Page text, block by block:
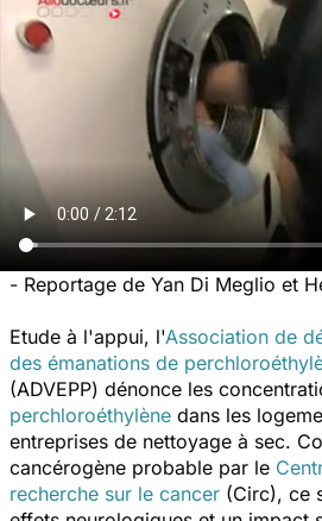
- Reportage de Yan Di Meglio et
Etude à l'appui, l'Association de
des émanations de
(ADVEPP) dénonce les
perchloroéthylène dans les
entreprises de nettoyage à sec.
cancérogène probable par le
recherche sur le cancer (Circ), ce